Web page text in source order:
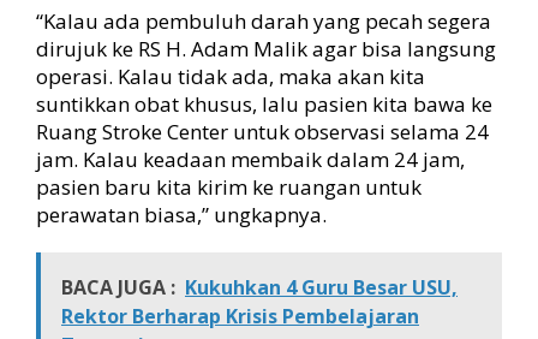
“Kalau ada pembuluh darah yang pecah segera
dirujuk ke RS H. Adam Malik agar bisa langsung
operasi. Kalau tidak ada, maka akan kita
suntikkan obat khusus, lalu pasien kita bawa ke
Ruang Stroke Center untuk observasi selama 24
jam. Kalau keadaan membaik dalam 24 jam,
pasien baru kita kirim ke ruangan untuk
perawatan biasa,” ungkapnya.
BACA JUGA : Kukuhkan 4 Guru Besar USU,
Rektor Berharap Krisis Pembelajaran